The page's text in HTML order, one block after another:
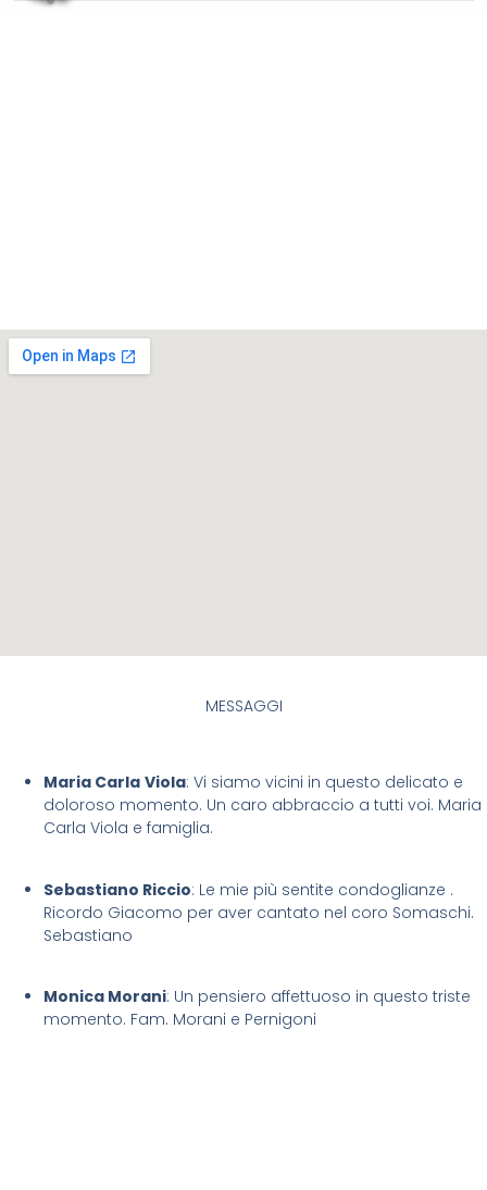
MESSAGGI
Maria Carla Viola: Vi siamo vicini in questo delicato e
doloroso momento. Un caro abbraccio a tutti voi. Maria
Carla Viola e famiglia.
Sebastiano Riccio: Le mie più sentite condoglianze .
Ricordo Giacomo per aver cantato nel coro Somaschi.
Sebastiano
Monica Morani: Un pensiero affettuoso in questo triste
momento. Fam. Morani e Pernigoni